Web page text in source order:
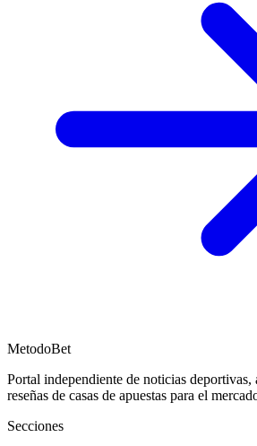
MetodoBet
Portal independiente de noticias deportivas,
reseñas de casas de apuestas para el
Secciones